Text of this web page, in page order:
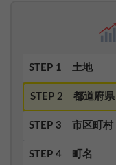
STEP 1 土地
STEP 2 都道府県
STEP 3 市区町村
STEP 4 町名